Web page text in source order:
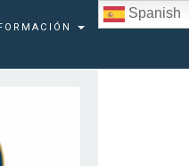
Spanish